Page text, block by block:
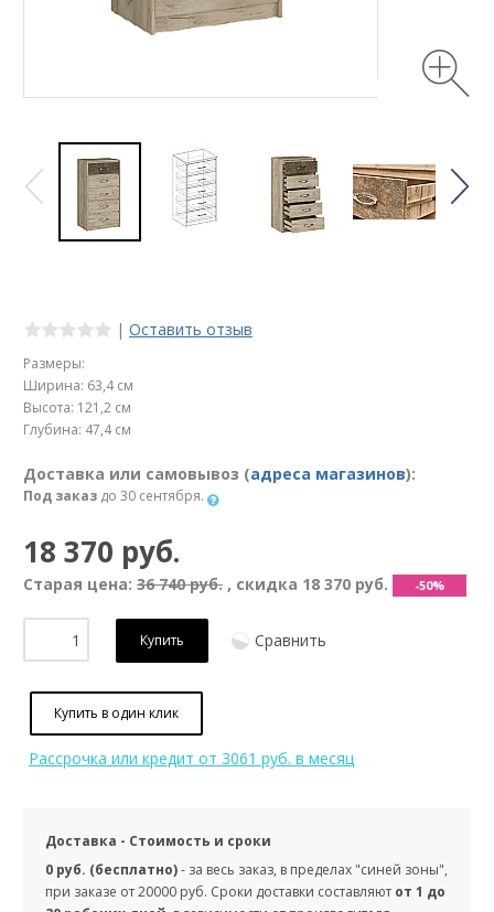
| Оставить отзыв
Размеры:
Ширина: 63,4 см
Высота: 121,2 см
Глубина: 47,4 см
Доставка или самовывоз (адреса магазинов):
Под заказ до 30 сентября.
18 370 руб.
Старая цена: 36 740 руб. , скидка 18 370 руб. -50%
Купить Сравнить
Купить в один клик
Рассрочка или кредит от 3061 руб. в месяц
Доставка - Стоимость и сроки
0 руб. (бесплатно)- за весь заказ, в пределах "синей зоны",
при заказе от 20000 руб. Сроки доставки составляют от 1 до